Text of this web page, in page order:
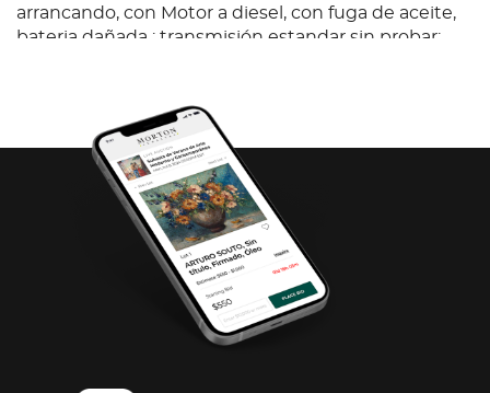
arrancando, con Motor a diesel, con fuga de aceite,
bateria dañada ; transmisión estandar sin probar;
muelles con terminal de direccion dañada ,
amarrada; chasis en buen estado con golpes de uso;
carrocería con golpes ligeros; 6 llantas 1/4 vida .